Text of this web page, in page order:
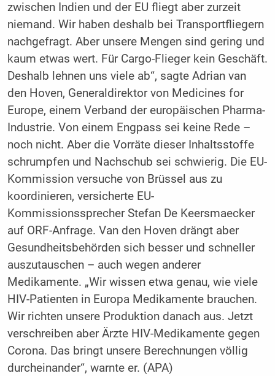
zwischen Indien und der EU fliegt aber zurzeit
niemand. Wir haben deshalb bei Transportfliegern
nachgefragt. Aber unsere Mengen sind gering und
kaum etwas wert. Für Cargo-Flieger kein Geschäft.
Deshalb lehnen uns viele ab“, sagte Adrian van
den Hoven, Generaldirektor von Medicines for
Europe, einem Verband der europäischen Pharma-
Industrie. Von einem Engpass sei keine Rede –
noch nicht. Aber die Vorräte dieser Inhaltsstoffe
schrumpfen und Nachschub sei schwierig. Die EU-
Kommission versuche von Brüssel aus zu
koordinieren, versicherte EU-
Kommissionssprecher Stefan De Keersmaecker
auf ORF-Anfrage. Van den Hoven drängt aber
Gesundheitsbehörden sich besser und schneller
auszutauschen – auch wegen anderer
Medikamente. „Wir wissen etwa genau, wie viele
HIV-Patienten in Europa Medikamente brauchen.
Wir richten unsere Produktion danach aus. Jetzt
verschreiben aber Ärzte HIV-Medikamente gegen
Corona. Das bringt unsere Berechnungen völlig
durcheinander“, warnte er. (APA)